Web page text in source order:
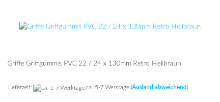
Grif­fe Griff­gum­mis PVC 22 / 24 x 130mm Retro Hell­braun
Lieferzeit: ca. 5-7 Werktage (Ausland abweichend)